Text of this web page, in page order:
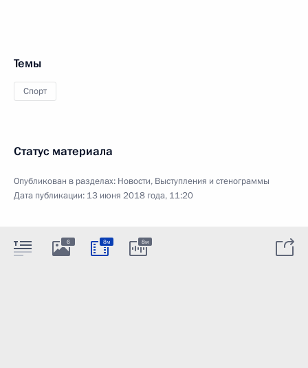
Темы
Спорт
Статус материала
Опубликован в разделах: Новости, Выступления и стенограммы
Дата публикации: 13 июня 2018 года, 11:20
6 8м 8м